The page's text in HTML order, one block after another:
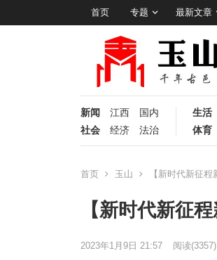
首页 专题 最新文章
新闻 江西
国内
社会
经济 法治
生活
体育
首页 玉山 【新时代新征
【新时代新征
2023年1月9日 21:57 阅读(3357)